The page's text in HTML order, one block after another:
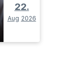
22.
Aug 2026